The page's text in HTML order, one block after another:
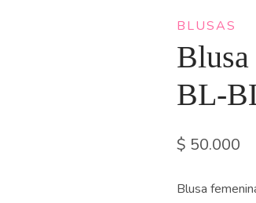
BLUSAS
Blusa
BL-
$ 50.000
Blusa